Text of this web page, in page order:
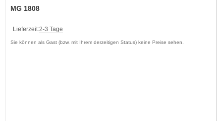
MG 1808
Lieferzeit:2-3 Tage
Sie können als Gast (bzw. mit Ihrem derzeitigen Status) keine Preise sehen.